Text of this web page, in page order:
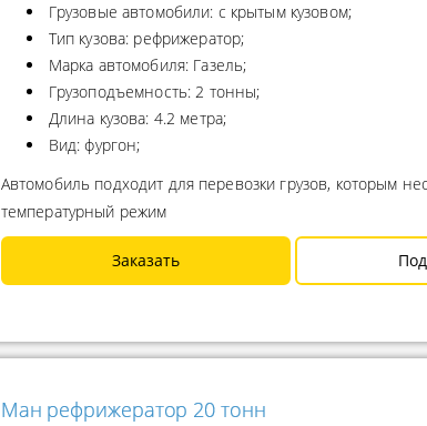
Грузовые автомобили: с крытым кузовом;
Тип кузова: рефрижератор;
Марка автомобиля: Газель;
Грузоподъемность: 2 тонны;
Длина кузова: 4.2 метра;
Вид: фургон;
Автомобиль подходит для перевозки грузов, которым
температурный режим
Заказать
Ман рефрижератор 20 тонн